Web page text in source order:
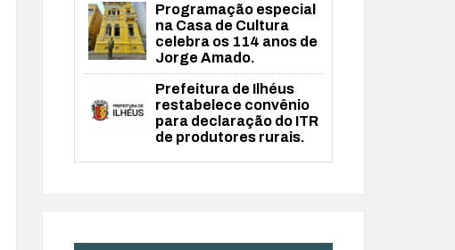
Programação especial
na Casa de Cultura
celebra os 114 anos de
Jorge Amado.
Prefeitura de Ilhéus
restabelece convênio
para declaração do ITR
de produtores rurais.